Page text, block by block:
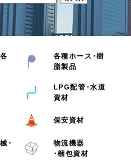
各種ホース･樹
脂製品
LPG配管･水道
資材
保安資材
･
物流機器
･梱包資材